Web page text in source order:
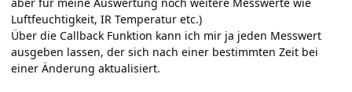
Luftfeuchtigkeit, IR Temperatur etc.)
Über die Callback Funktion kann ich mir ja jeden Messwert
ausgeben lassen, der sich nach einer bestimmten Zeit bei
einer Änderung aktualisiert.